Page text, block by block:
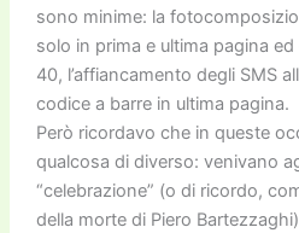
sono minime: la
solo in prima e ultima pagina
40, l’affiancamento degli SMS
codice a barre in ultima pagina.
Però ricordavo che in queste
qualcosa di diverso: venivano
“celebrazione” (o di ricordo,
della morte di Piero